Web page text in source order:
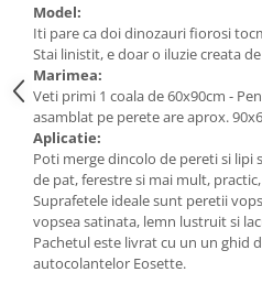
Model:
Iti pare ca doi dinozauri fiorosi
Stai linistit, e doar o iluzie creata
Marimea:
Veti primi 1 coala de 60x90cm -
asamblat pe perete are aprox.
Aplicatie:
Poti merge dincolo de pereti si lipi
de pat, ferestre si mai mult,
Suprafetele ideale sunt peretii
vopsea satinata, lemn lustruit si
Pachetul este livrat cu un un ghid
autocolantelor Eosette.